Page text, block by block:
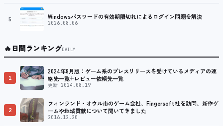
5 Windowsパスワードの有効期限切れによるログイン問題を解決
2026.08.06
🔥日間ランキングDAILY
1
2024年8月版：ゲーム系のプレスリリースを受けているメディアの連
絡先一覧+レビュー依頼先一覧
更新 2024.08.19
2
フィンランド・オウル市のゲーム会社、Fingersoft社を訪問、新作ゲ
ームや地域貢献について聞いてきました
2016.12.20